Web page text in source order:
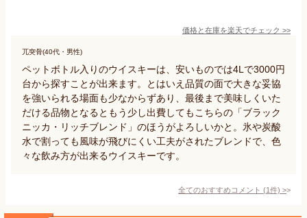
価格と在庫を楽天でチェック >>
兀突骨(40代・男性)
ペットボトル入りのウイスキーは、安いものでは4Lで3000円
台から探すことが出来ます。とはいえ品質の面で大きな妥協
を強いられる場面も少なからずあり、最後まで美味しくいた
だける品物となるともう少し出費してもこちらの「ブラック
ニッカ・リッチブレンド」のほうがよろしいかと。氷や炭酸
水で割っても風味が飛びにくい工夫がされたブレンドで、色
々な飲み方が出来るウイスキーです。
全てのおすすめコメント (1件) >